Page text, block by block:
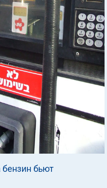
бензин бьют